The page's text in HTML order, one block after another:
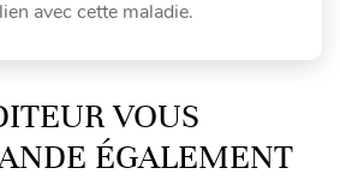
avec cette maladie.
VOUS
ÉGALEMENT